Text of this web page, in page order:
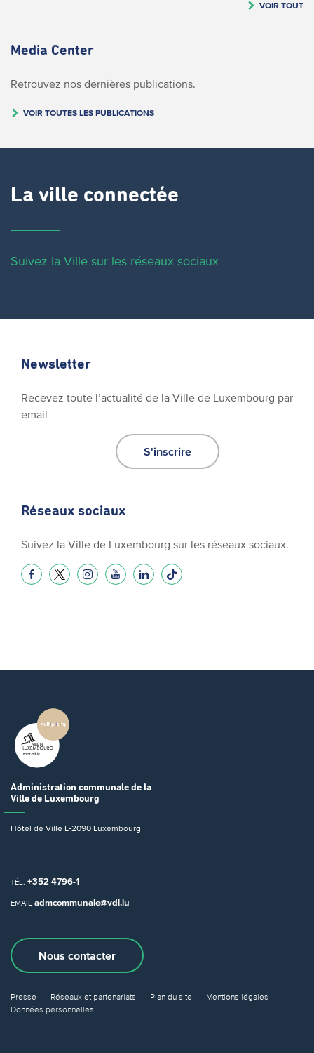
VOIR TOUT
Media Center
Retrouvez nos dernières publications.
VOIR TOUTES LES PUBLICATIONS
La ville connectée
Suivez la Ville sur les réseaux sociaux
Newsletter
Recevez toute l’actualité de la Ville de Luxembourg par
email
S'inscrire
Réseaux sociaux
Suivez la Ville de Luxembourg sur les réseaux sociaux.
Administration communale de la
Ville de Luxembourg
Hôtel de Ville L-2090 Luxembourg
TÉL. +352 4796-1
EMAIL admcommunale@vdl.lu
Nous contacter
Presse Réseaux et partenariats Plan du site
Mentions légales
Données personnelles